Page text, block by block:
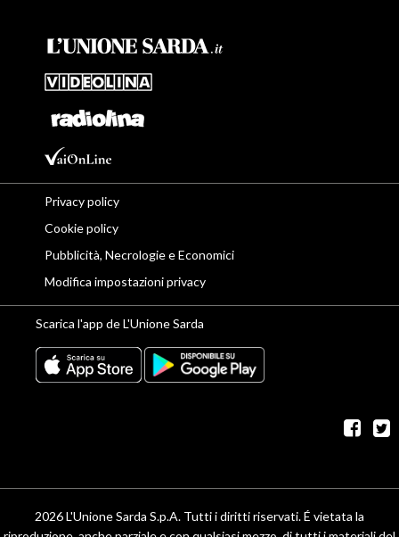
Privacy policy
Cookie policy
Pubblicità, Necrologie e Economici
Modifica impostazioni privacy
Scarica l'app de L'Unione Sarda
2026 L'Unione Sarda S.p.A. Tutti i diritti riservati. É vietata la